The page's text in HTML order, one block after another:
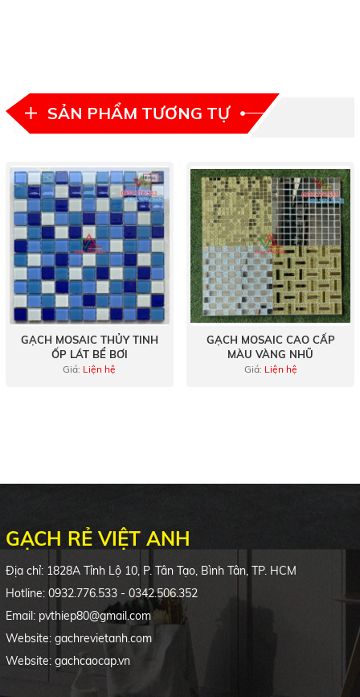
SẢN PHẨM TƯƠNG TỰ
GẠCH MOSAIC THỦY TINH
ỐP LÁT BỂ BƠI
Giá: Liện hệ
GẠCH MOSAIC CAO CẤP
MÀU VÀNG NHŨ
Giá: Liện hệ
GẠCH RẺ VIỆT ANH
Địa chỉ: 1828A Tỉnh Lộ 10, P. Tân Tạo, Bình Tân, TP. HCM
Hotline: 0932.776.533 - 0342.506.352
Email: pvthiep80@gmail.com
Website: gachrevietanh.com
Website: gachcaocap.vn